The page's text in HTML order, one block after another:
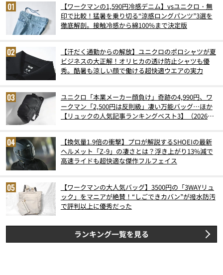
【ワークマンの1,590円冷感デニム】vsユニクロ・無
印で比較！猛暑を乗り切る“涼感ロングパンツ”3選を
徹底解剖。接触冷感から綿100%まで決定版
【汗だく通勤からの解放】ユニクロのポロシャツが夏
ビジネスの大正解！オリヒカの透け防止シャツも優
秀。酷暑も涼しい顔で働ける超快適ウエアの実力
ユニクロ「本業メーカー顔負け」奇跡の4,990円、ワ
ークマン「2,500円は反則級」凄い万能バッグ…ほか
【リュックの人気記事ランキングベスト3】（2026年
【換気量1.9倍の衝撃】プロが解説するSHOEIの最新
ヘルメット「Z-9」の凄さとは？浮き上がり13%減で
高速ライドも超快適な傑作フルフェイス
【ワークマンの大人気バッグ】3500円の「3WAYリュ
ック」をマニアが絶賛！“しごできカバン”が撥水防汚
で評判以上に優秀だった
ランキング一覧を見る